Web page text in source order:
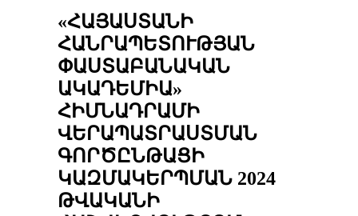
«ՀԱՅԱՍՏԱՆԻ
ՀԱՆՐԱՊԵՏՈՒԹՅԱՆ
ՓԱՍՏԱԲԱՆԱԿԱՆ
ԱԿԱԴԵՄԻԱ»
ՀԻՄՆԱԴՐԱՄԻ
ՎԵՐԱՊԱՏՐԱՍՏՄԱՆ
ԳՈՐԾԸՆԹԱՑԻ
ԿԱԶՄԱԿԵՐՊՄԱՆ 2024
ԹՎԱԿԱՆԻ